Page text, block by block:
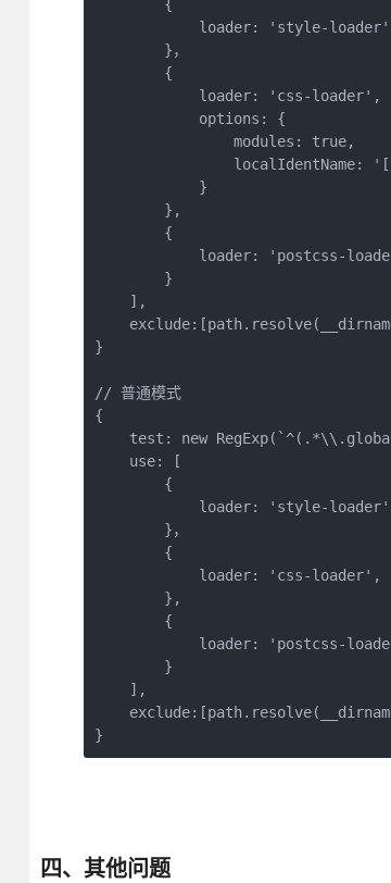
        {
            loader: 'style-loader'
        }，
        {
            loader: 'css-loader',
            options: {
                modules: true,
localIdentName:
            }
        },
        {
loader: 'postcss-
        }
    ],
}
// 普通模式
{
test: new
    use: [
        {
            loader: 'style-loader'
        }，
        {
            loader: 'css-loader',
        },
        {
loader: 'postcss-
        }
    ],
}
四、其他问题